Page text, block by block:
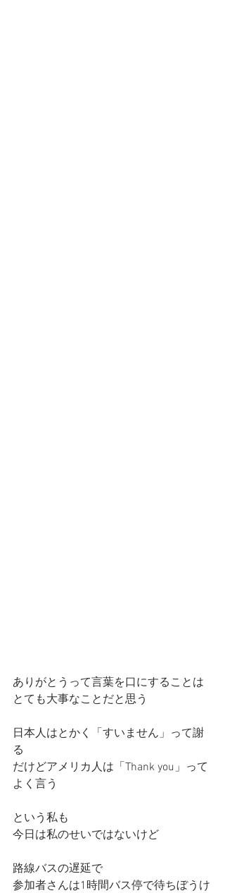
ありがとうって言葉を口にすることは
とても大事なことだと思う
日本人はとかく「すいません」って謝
る
だけどアメリカ人は「Thank you」って
よく言う
という私も
今日は私のせいではないけど
路線バスの遅延で
参加者さんは1時間バス停で待ちぼうけ